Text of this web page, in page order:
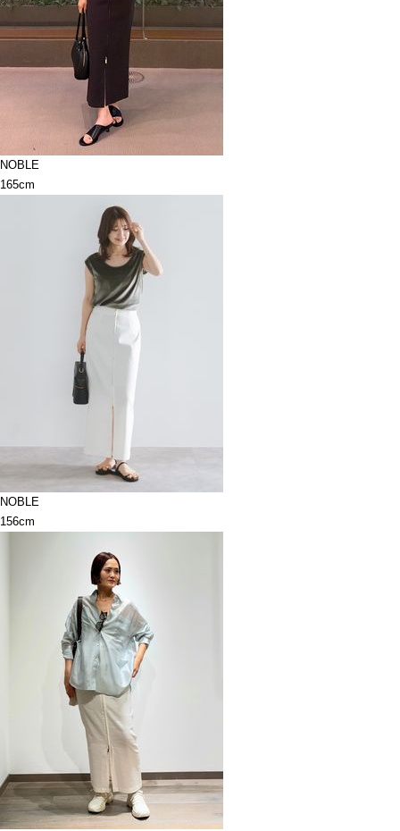
NOBLE
165cm
NOBLE
156cm